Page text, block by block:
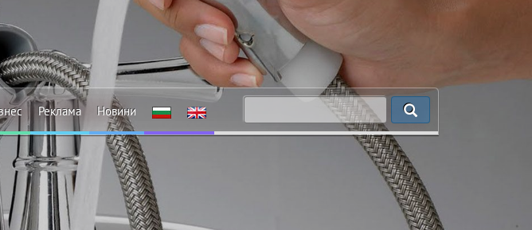
Реклама Новини